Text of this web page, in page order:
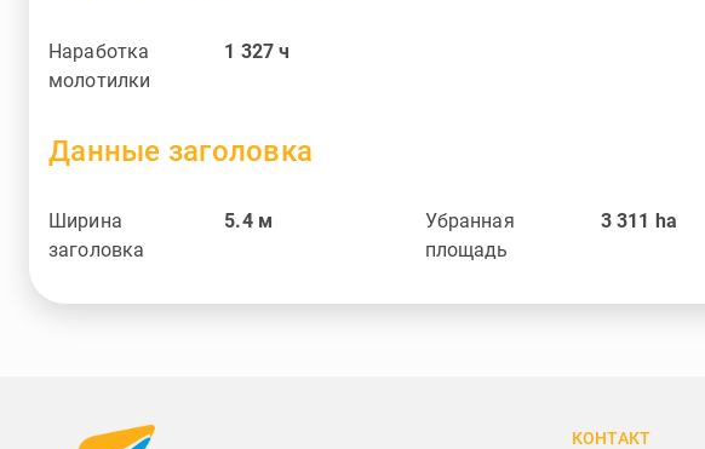
Наработка
молотилки
1 327ч
Данные заголовка
Ширина
заголовка
5.4 м
Убранная
площадь
3 311 ha
КОНТАКТ